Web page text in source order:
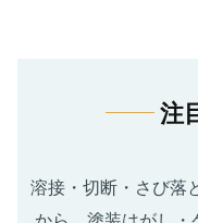
注
溶接・切断・さび落